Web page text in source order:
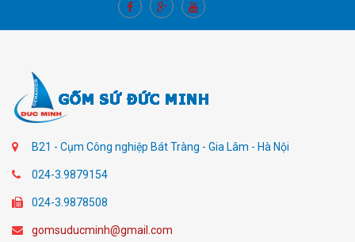
B21 - Cụm Công nghiệp Bát Tràng - Gia Lâm - Hà Nội
024-3.9879154
024-3.9878508
gomsuducminh@gmail.com